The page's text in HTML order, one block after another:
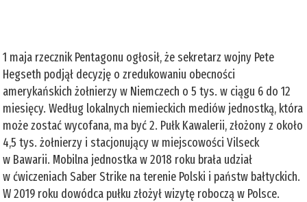
1 maja rzecznik Pentagonu ogłosił, że sekretarz wojny Pete
Hegseth podjął decyzję o zredukowaniu obecności
amerykańskich żołnierzy w Niemczech o 5 tys. w ciągu 6 do 12
miesięcy. Według lokalnych niemieckich mediów jednostką, która
może zostać wycofana, ma być 2. Pułk Kawalerii, złożony z około
4,5 tys. żołnierzy i stacjonujący w miejscowości Vilseck
w Bawarii. Mobilna jednostka w 2018 roku brała udział
w ćwiczeniach Saber Strike na terenie Polski i państw bałtyckich.
W 2019 roku dowódca pułku złożył wizytę roboczą w Polsce.